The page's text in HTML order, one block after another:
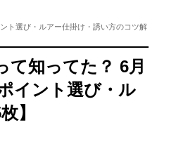
ト選び・ルアー仕掛け・誘い方のコツ解
て知ってた？ 6月
イント選び・ル
】